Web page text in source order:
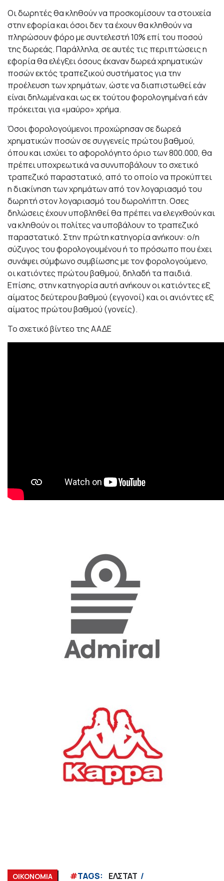
Οι δωρητές θα κληθούν να προσκομίσουν τα στοιχεία
στην εφορία και όσοι δεν τα έχουν θα κληθούν να
πληρώσουν φόρο με συντελεστή 10% επί του ποσού
της δωρεάς. Παράλληλα, σε αυτές τις περιπτώσεις η
εφορία θα ελέγξει όσους έκαναν δωρεά χρηματικών
ποσών εκτός τραπεζικού συστήματος για την
προέλευση των χρημάτων, ώστε να διαπιστωθεί εάν
είναι δηλωμένα και ως εκ τούτου φορολογημένα ή εάν
πρόκειται για «μαύρο» χρήμα.
Όσοι φορολογούμενοι προχώρησαν σε δωρεά
χρηματικών ποσών σε συγγενείς πρώτου βαθμού,
όπου και ισχύει το αφορολόγητο όριο των 800.000, θα
πρέπει υποχρεωτικά να συνυποβάλουν το σχετικό
τραπεζικό παραστατικό, από το οποίο να προκύπτει
η διακίνηση των χρημάτων από τον λογαριασμό του
δωρητή στον λογαριασμό του δωρολήπτη. Οσες
δηλώσεις έχουν υποβληθεί θα πρέπει να ελεγχθούν και
να κληθούν οι πολίτες να υποβάλουν το τραπεζικό
παραστατικό. Στην πρώτη κατηγορία ανήκουν: ο/η
σύζυγος του φορολογουμένου ή το πρόσωπο που έχει
συνάψει σύμφωνο συμβίωσης με τον φορολογούμενο,
οι κατιόντες πρώτου βαθμού, δηλαδή τα παιδιά.
Επίσης, στην κατηγορία αυτή ανήκουν οι κατιόντες εξ
αίματος δεύτερου βαθμού (εγγονοί) και οι ανιόντες εξ
αίματος πρώτου βαθμού (γονείς).
Το σχετικό βίντεο της ΑΑΔΕ
ΟΙΚΟΝΟΜΙΑ #TAGS: ΕΛΣΤΑΤ